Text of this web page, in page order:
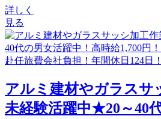
詳しく
見る
アルミ建材やガラスサ
未経験活躍中★20～40